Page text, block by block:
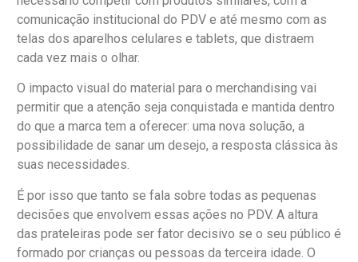
comunicação institucional do PDV e até mesmo com as
telas dos aparelhos celulares e tablets, que distraem
cada vez mais o olhar.
O impacto visual do material para o merchandising vai
permitir que a atenção seja conquistada e mantida dentro
do que a marca tem a oferecer: uma nova solução, a
possibilidade de sanar um desejo, a resposta clássica às
suas necessidades.
É por isso que tanto se fala sobre todas as pequenas
decisões que envolvem essas ações no PDV. A altura
das prateleiras pode ser fator decisivo se o seu público é
formado por crianças ou pessoas da terceira idade. O